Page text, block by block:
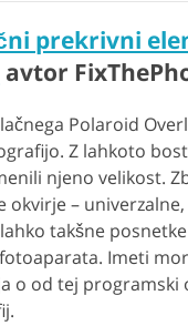
prekrivni
avtor
Polaroid
Z lahkoto
njeno velikost.
okvirje –
takšne
Imeti
o od tej programski